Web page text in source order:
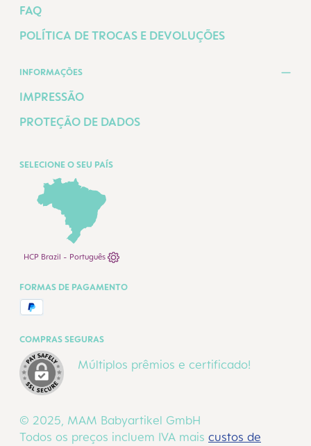
FAQ
POLÍTICA DE TROCAS E DEVOLUÇÕES
INFORMAÇÕES
IMPRESSÃO
PROTEÇÃO DE DADOS
SELECIONE O SEU PAÍS
HCP Brazil - Português
© 2025, MAM Babyartikel GmbH
Todos os preços incluem IVA mais custos de
COMPRAS SEGURAS
Múltiplos prêmios e certificado!
FORMAS DE PAGAMENTO